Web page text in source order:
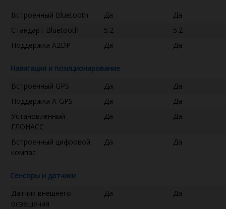
Встроенный Bluetooth
Да
Да
Стандарт Bluetooth
5.2
5.2
Поддержка A2DP
Да Да
Навигация и позиционирование
Встроенный GPS
Да
Да
Поддержка A-GPS
Да
Да
Установленный
ГЛОНАСС
Да Да
Встроенный цифровой
компас
Да Да
Сенсоры и датчики
Датчик внешнего
освещения
Да Да